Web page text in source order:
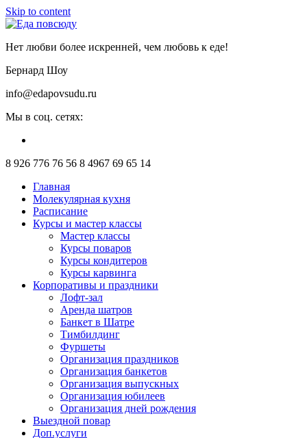
Skip to content
Нет любви более искренней, чем любовь к еде!
Бернард Шоу
info@edapovsudu.ru
Мы в соц. сетях:
8 926 776 76 56 8 4967 69 65 14
Главная
Молекулярная кухня
Расписание
Курсы и мастер классы
Мастер классы
Курсы поваров
Курсы кондитеров
Курсы карвинга
Корпоративы и праздники
Лофт-зал
Аренда шатров
Банкет в Шатре
Тимбилдинг
Фуршеты
Организация праздников
Организация банкетов
Организация выпускных
Организация юбилеев
Организация дней рождения
Выездной повар
Доп.услуги